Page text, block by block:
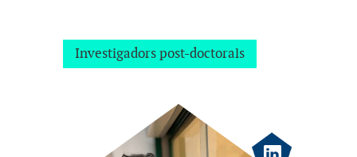
Investigadors post-doctorals